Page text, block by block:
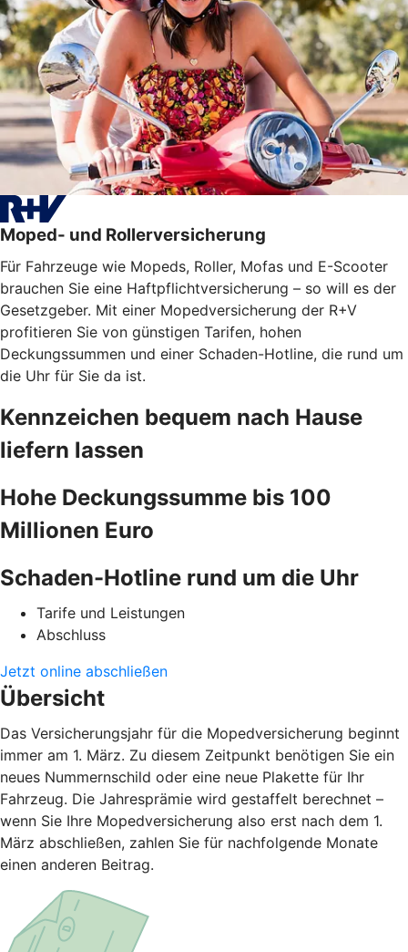
Moped- und Rollerversicherung
Für Fahrzeuge wie Mopeds, Roller, Mofas und E-Scooter
brauchen Sie eine Haftpflichtversicherung – so will es der
Gesetzgeber. Mit einer Mopedversicherung der R+V
profitieren Sie von günstigen Tarifen, hohen
Deckungssummen und einer Schaden-Hotline, die rund um
die Uhr für Sie da ist.
Kennzeichen bequem nach Hause
liefern lassen
Hohe Deckungssumme bis 100
Millionen Euro
Schaden-Hotline rund um die Uhr
Tarife und Leistungen
Abschluss
Jetzt online abschließen
Übersicht
Das Versicherungsjahr für die Mopedversicherung beginnt
immer am 1. März. Zu diesem Zeitpunkt benötigen Sie ein
neues Nummernschild oder eine neue Plakette für Ihr
Fahrzeug. Die Jahresprämie wird gestaffelt berechnet –
wenn Sie Ihre Mopedversicherung also erst nach dem 1.
März abschließen, zahlen Sie für nachfolgende Monate
einen anderen Beitrag.